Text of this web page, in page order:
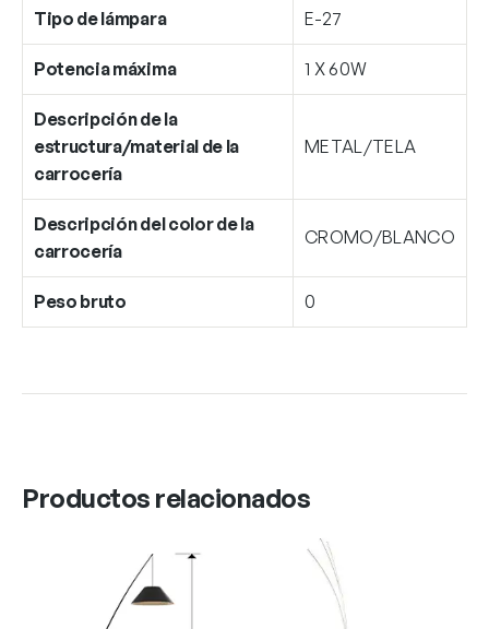
Tipo de lámpara E-27
Potencia máxima 1 X 60W
Descripción de la
estructura/material de la
carrocería
METAL/TELA
Descripción del color de la
carrocería
CROMO/BLANCO
Peso bruto 0
Productos relacionados